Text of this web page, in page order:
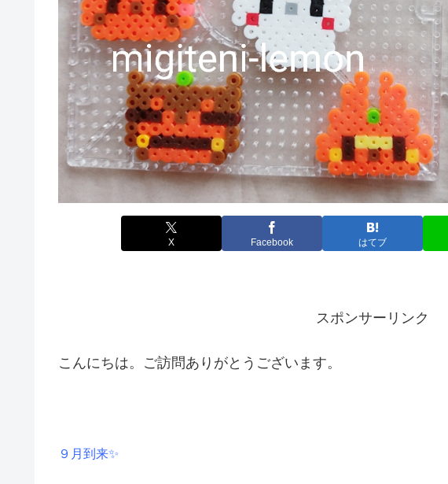
X Facebook はてブ
スポンサーリンク
こんにちは。ご訪問ありがとうございます。
９月到来✨️